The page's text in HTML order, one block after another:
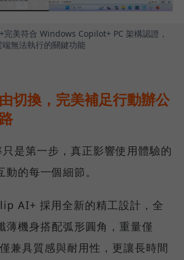
美符合 Windows Copilot+ PC 架構認證，
無法執行的關鍵功能
切換，完美補足行動辦公
是第一步，真正影響使用體驗的
的每一個細節。
AI+ 採用全新的精工設計，全
薄機身搭配弧形圓角，重量僅
兼具質感與耐用性，更讓長時間